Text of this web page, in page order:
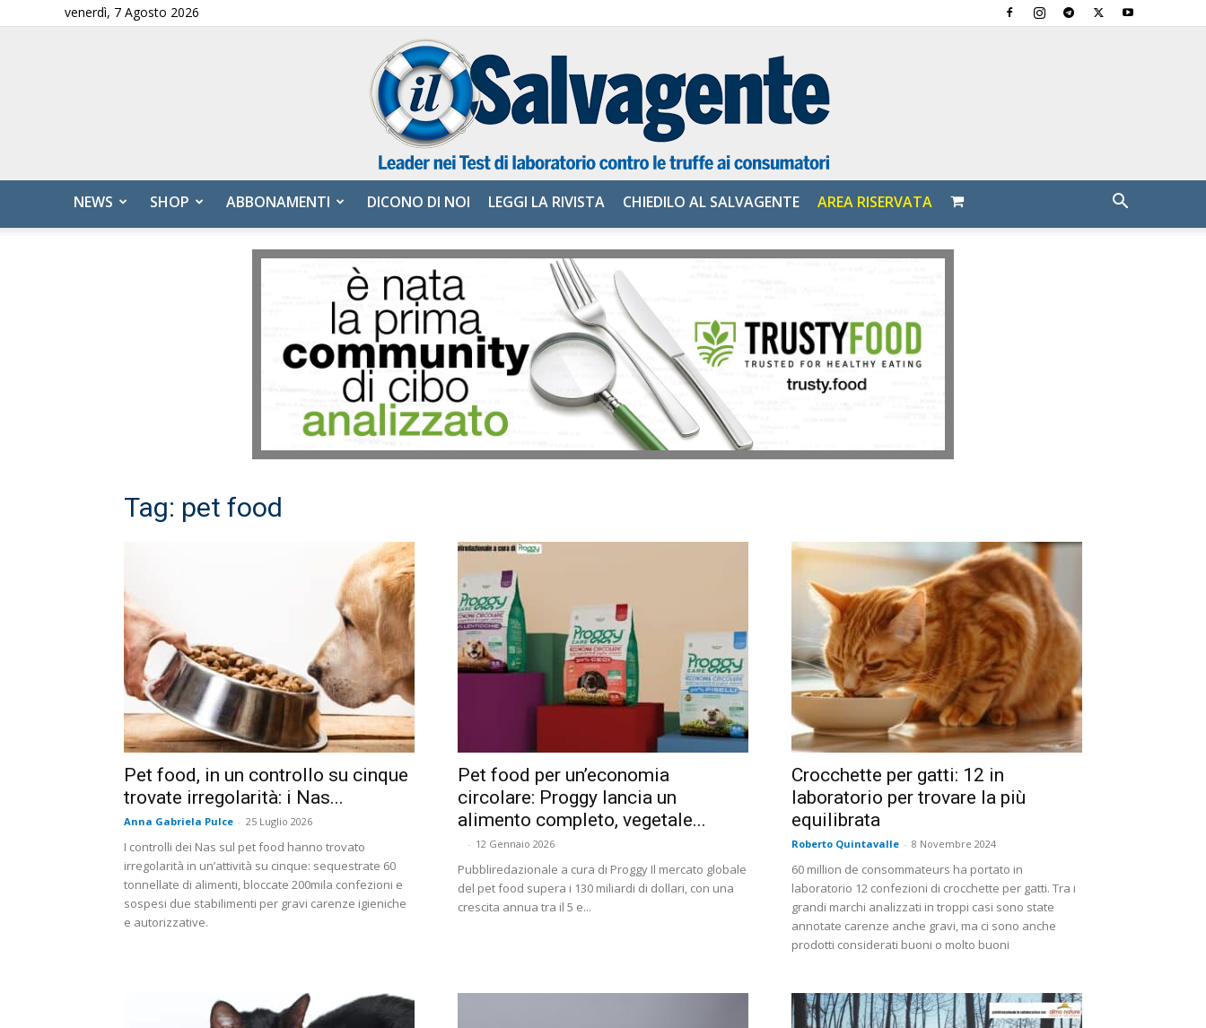
venerdì, 7 Agosto 2026
Salvagente
NEWS SHOP ABBONAMENTI DICONO DI NOI LEGGI LA RIVISTA CHIEDILO AL SALVAGENTE AREA RISERVATA
Tag: pet food
Pet food, in un controllo su cinque
trovate irregolarità: i Nas...
Anna Gabriela Pulce - 25 Luglio 2026
I controlli dei Nas sul pet food hanno trovato
irregolarità in un’attività su cinque: sequestrate 60
tonnellate di alimenti, bloccate 200mila confezioni e
sospesi due stabilimenti per gravi carenze igieniche
e autorizzative.
Pet food per un’economia
circolare: Proggy lancia un
alimento completo, vegetale...
- 12 Gennaio 2026
Pubbliredazionale a cura di Proggy Il mercato globale
del pet food supera i 130 miliardi di dollari, con una
crescita annua tra il 5 e...
Crocchette per gatti: 12 in
laboratorio per trovare la più
equilibrata
Roberto Quintavalle - 8 Novembre 2024
60 million de consommateurs ha portato in
laboratorio 12 confezioni di crocchette per gatti. Tra i
grandi marchi analizzati in troppi casi sono state
annotate carenze anche gravi, ma ci sono anche
prodotti considerati buoni o molto buoni